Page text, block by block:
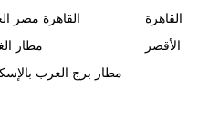
القاهرة مصر
مطار
مطار برج العرب
القاهرة
الأقصر